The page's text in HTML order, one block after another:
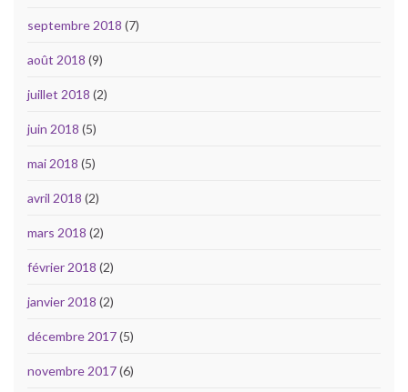
septembre 2018 (7)
août 2018 (9)
juillet 2018 (2)
juin 2018 (5)
mai 2018 (5)
avril 2018 (2)
mars 2018 (2)
février 2018 (2)
janvier 2018 (2)
décembre 2017(5)
novembre 2017(6)